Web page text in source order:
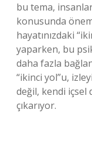
bu tema,
konusunda
hayatınızdaki
yaparken, bu
daha fazla
“ikinci yol”u,
değil, kendi içsel
çıkarıyor.